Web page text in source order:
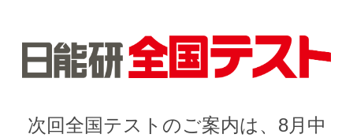
次回全国テストのご案内は、 8月中